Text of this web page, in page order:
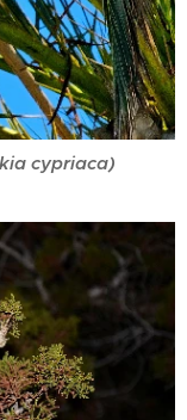
cypriaca)